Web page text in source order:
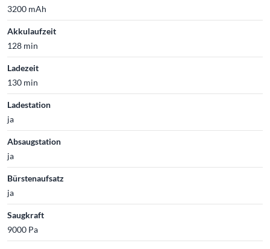
3200 mAh
Akkulaufzeit
128 min
Ladezeit
130 min
Ladestation
ja
Absaugstation
ja
Bürstenaufsatz
ja
Saugkraft
9000 Pa